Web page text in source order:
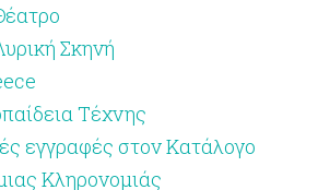
Σκηνή
Τέχνης
εγγραφές στον Κατάλογο
Κληρονομιάς